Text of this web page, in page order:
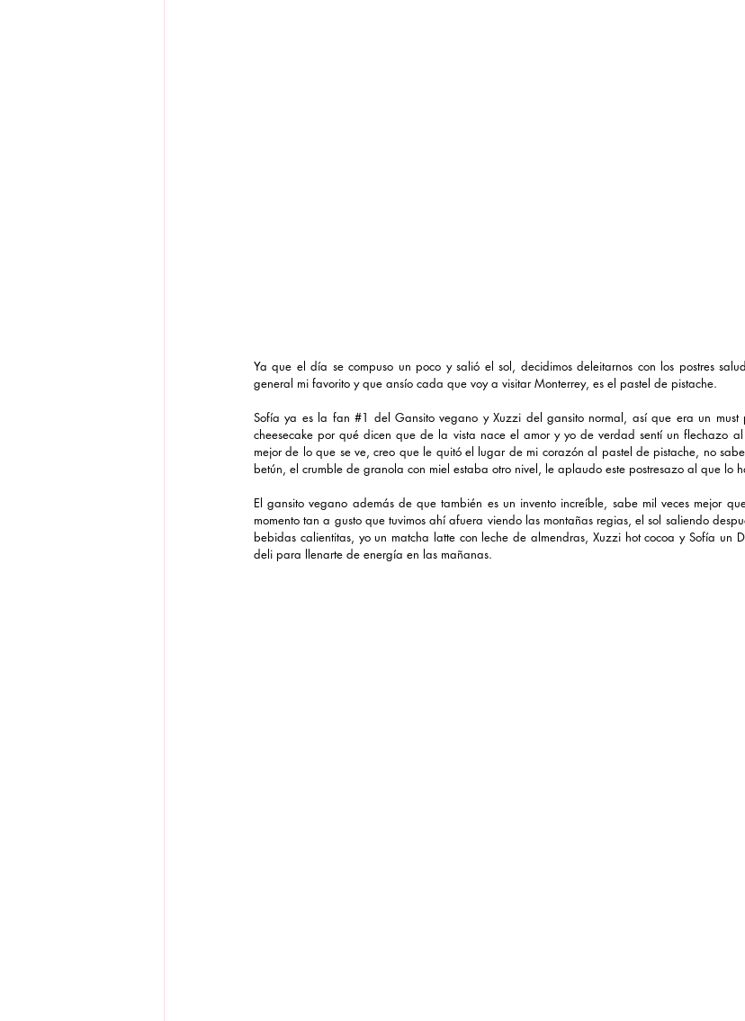
Ya que el día se compuso un poco y salió el sol, decidimos deleitarnos con los postres
general mi favorito y que ansío cada que voy a visitar Monterrey, es el pastel de pistache.
Sofía ya es la fan #1 del Gansito vegano y Xuzzi del gansito normal, así que era un must
cheesecake por qué dicen que de la vista nace el amor y yo de verdad sentí un flechazo al
mejor de lo que se ve, creo que le quitó el lugar de mi corazón al pastel de pistache, no
betún, el crumble de granola con miel estaba otro nivel, le aplaudo este postresazo al que lo
El gansito vegano además de que también es un invento increíble, sabe mil veces mejor
momento tan a gusto que tuvimos ahí afuera viendo las montañas regias, el sol saliendo
bebidas calientitas, yo un matcha latte con leche de almendras, Xuzzi hot cocoa y Sofía un
deli para llenarte de energía en las mañanas.